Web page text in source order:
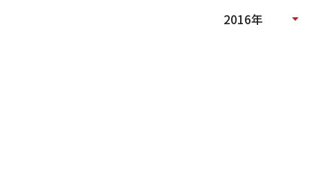
2016年